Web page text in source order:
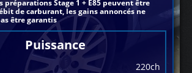
préparations Stage 1 + E85 peuvent être
de carburant, les gains annoncés ne
être garantis
Puissance
220ch